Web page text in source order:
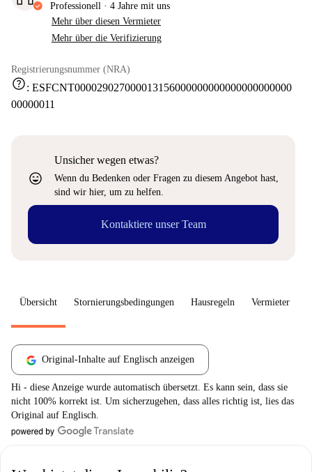
Professionell · 4 Jahre mit uns
Mehr über diesen Vermieter
Mehr über die Verifizierung
Registrierungsnummer (NRA)
help: ESFCNT000029027000013156000000000000000000000
00000011
sentiment_very_satisfied
Unsicher wegen etwas?
Wenn du Bedenken oder Fragen zu diesem Angebot hast,
sind wir hier, um zu helfen.
Kontaktiere unser Team
Übersicht Stornierungsbedingungen Hausregeln Vermieter
Original-Inhalte auf Englisch anzeigen
Hi - diese Anzeige wurde automatisch übersetzt. Es kann sein, dass sie
nicht 100% korrekt ist. Um sicherzugehen, dass alles richtig ist, lies das
Original auf Englisch.